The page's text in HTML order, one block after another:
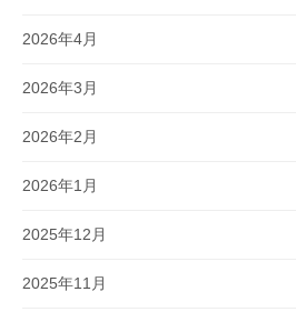
2026年4月
2026年3月
2026年2月
2026年1月
2025年12月
2025年11月